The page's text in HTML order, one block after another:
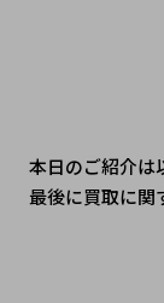
本日のご紹介は
最後に買取に関